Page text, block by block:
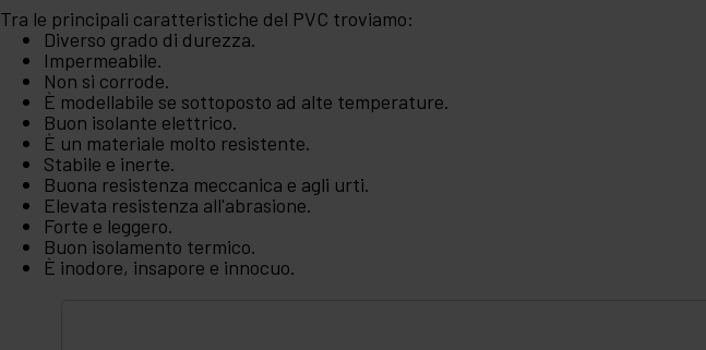
Tra le principali caratteristiche del PVC troviamo:
Diverso grado di durezza.
Impermeabile.
Non si corrode.
È modellabile se sottoposto ad alte temperature.
Buon isolante elettrico.
È un materiale molto resistente.
Stabile e inerte.
Buona resistenza meccanica e agli urti.
Elevata resistenza all'abrasione.
Forte e leggero.
Buon isolamento termico.
È inodore, insapore e innocuo.